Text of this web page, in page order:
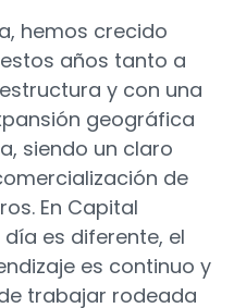
hemos crecido
años tanto a
y con una
geográfica
siendo un claro
de
En Capital
es diferente, el
es continuo y
trabajar rodeada